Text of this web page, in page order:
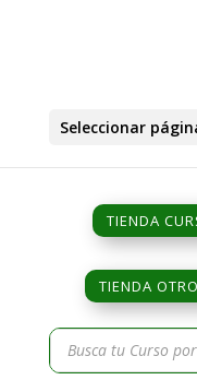
Seleccionar
TIENDA
TIENDA
Búsqueda
de
productos